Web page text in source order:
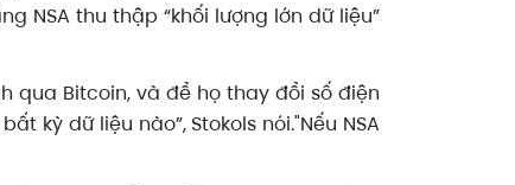
NSA thu thập “khối lượng lớn dữ liệu”
qua Bitcoin, và để họ thay đổi số điện
kỳ dữ liệu nào”, Stokols nói."Nếu NSA